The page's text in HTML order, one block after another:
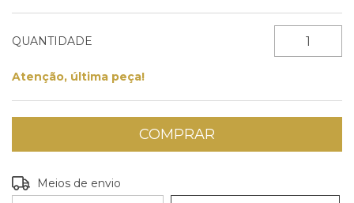
QUANTIDADE
Atenção, última peça!
Entregas para o CEP:
Meios de envio